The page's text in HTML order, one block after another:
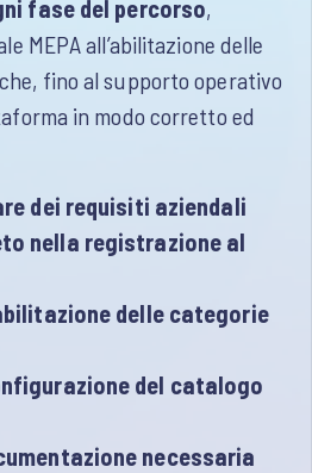
fase del percorso,
MEPA all’abilitazione delle
fino al supporto operativo
in modo corretto ed
dei requisiti aziendali
nella registrazione al
delle categorie
del catalogo
necessaria